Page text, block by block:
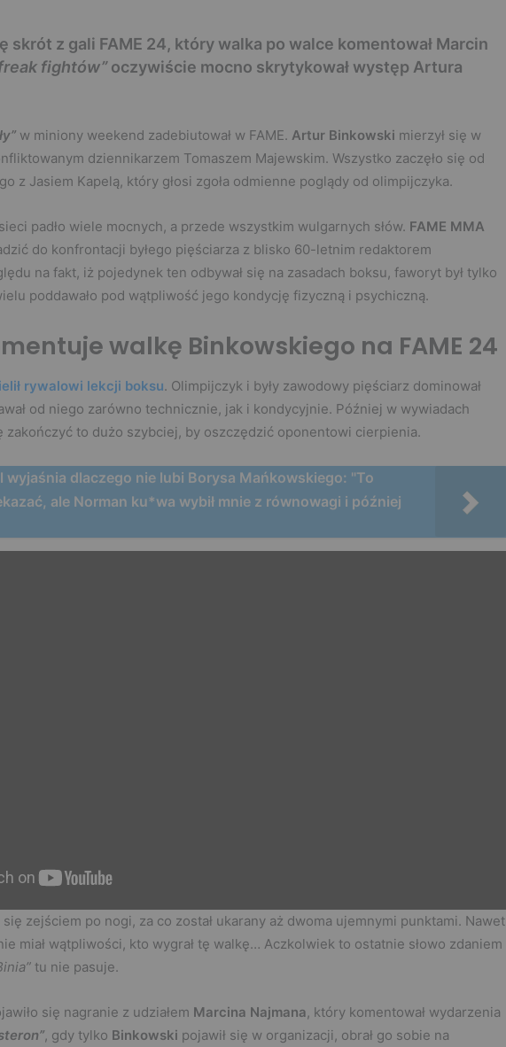
skrót z gali FAME 24, który walka po walce komentował Marcin
fightów”oczywiście mocno skrytykował występ Artura
w miniony weekend zadebiutował w FAME. Artur Binkowski mierzył się w
dziennikarzem Tomaszem Majewskim. Wszystko zaczęło się od
z Jasiem Kapelą, który głosi zgoła odmienne poglądy od olimpijczyka.
padło wiele mocnych, a przede wszystkim wulgarnych słów. FAME MMA
do konfrontacji byłego pięściarza z blisko 60-letnim redaktorem
na fakt, iż pojedynek ten odbywał się na zasadach boksu, faworyt był tylko
poddawało pod wątpliwość jego kondycję fizyczną i psychiczną.
walkę Binkowskiego na FAME 24
rywalowi lekcji boksu. Olimpijczyk i były zawodowy pięściarz dominował
od niego zarówno technicznie, jak i kondycyjnie. Później w wywiadach
zakończyć to dużo szybciej, by oszczędzić oponentowi cierpienia.
wyjaśnia dlaczego nie lubi Borysa Mańkowskiego: "To
ale Norman ku*wa wybił mnie z równowagi i później
się zejściem po nogi, za co został ukarany aż dwoma ujemnymi punktami. Nawet
miał wątpliwości, kto wygrał tę walkę… Aczkolwiek to ostatnie słowo zdaniem
tu nie pasuje.
się nagranie z udziałem Marcina Najmana, który komentował wydarzenia
, gdy tylko Binkowski pojawił się w organizacji, obrał go sobie na